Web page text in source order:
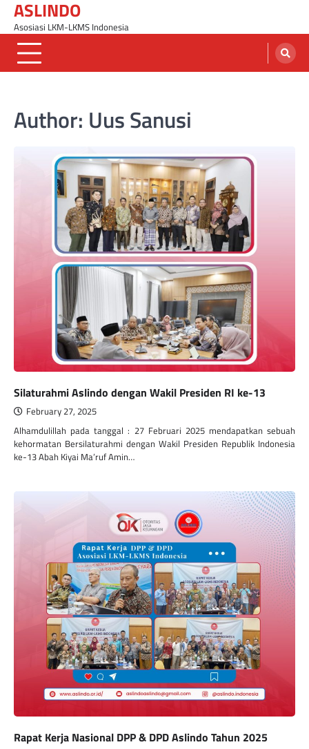
Skip
content
ASLINDO
Asosiasi LKM-LKMS Indonesia
Author: Uus Sanusi
Silaturahmi Aslindo dengan Wakil Presiden RI ke-13
February 27, 2025
Alhamdulillah pada tanggal : 27 Februari 2025 mendapatkan sebuah
kehormatan Bersilaturahmi dengan Wakil Presiden Republik Indonesia
ke-13 Abah Kiyai Ma’ruf Amin…
Rapat Kerja Nasional DPP & DPD Aslindo Tahun 2025